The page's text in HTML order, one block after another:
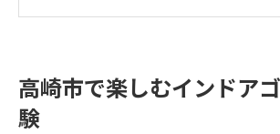
手ぶらで通える高崎のゴルフ
高崎市で楽しむインドア
験